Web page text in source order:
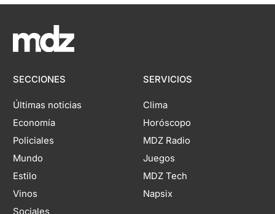
SECCIONES
Últimas noticias
Economía
Policiales
Mundo
Estilo
Vinos
Sociales
SERVICIOS
Clima
Horóscopo
MDZ Radio
Juegos
MDZ Tech
Napsix